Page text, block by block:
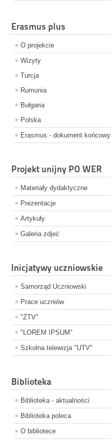
Erasmus plus
O projekcie
Wizyty
Turcja
Rumunia
Bułgaria
Polska
Erasmus - dokument końcowy
Projekt unijny PO WER
Materiały dydaktyczne
Prezentacje
Artykuły
Galeria zdjeć
Inicjatywy uczniowskie
Samorząd Uczniowski
Prace uczniów
"ŻTV"
"LOREM IPSUM"
Szkolna telewizja "UTV"
Biblioteka
Biblioteka - aktualności
Biblioteka poleca
O bibliotece